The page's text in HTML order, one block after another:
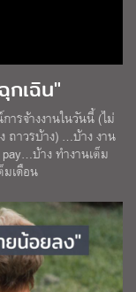
กเฉิน"
รจ้างงานในวันนี้ (ไม่
ถาวรบ้าง) …บ้าง งาน
บ้าง ทำงานเต็ม
มเดือน